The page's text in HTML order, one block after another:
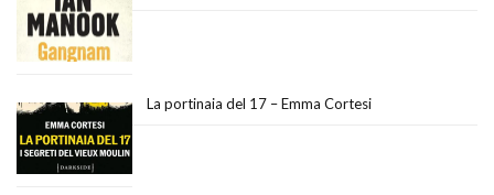
La portinaia del 17 – Emma Cortesi